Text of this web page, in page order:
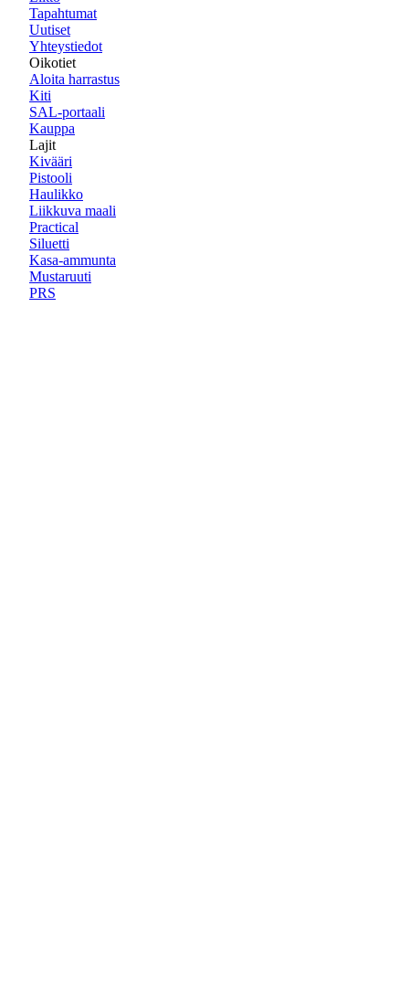
Tapahtumat
Uutiset
Yhteystiedot
Oikotiet
Aloita harrastus
Kiti
SAL-portaali
Kauppa
Lajit
Kivääri
Pistooli
Haulikko
Liikkuva maali
Practical
Siluetti
Kasa-ammunta
Mustaruuti
PRS